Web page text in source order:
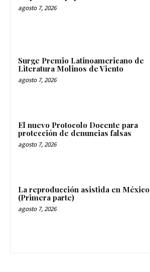
agosto 7, 2026
Surge Premio Latinoamericano de
Literatura Molinos de Viento
agosto 7, 2026
El nuevo Protocolo Docente para
protección de denuncias falsas
agosto 7, 2026
La reproducción asistida en México
(Primera parte)
agosto 7, 2026